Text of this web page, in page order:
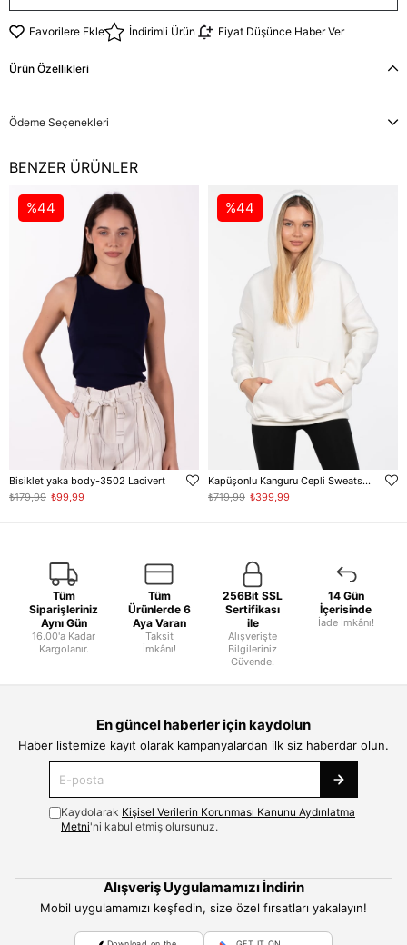
Favorilere Ekle İndirimli Ürün Fiyat Düşünce Haber Ver
Ürün Özellikleri
Ödeme Seçenekleri
BENZER ÜRÜNLER
Bisiklet yaka body-3502 Lacivert
₺99,99
₺179,99
%44
Kapüşonlu Kanguru Cepli Sweatshirt - Ekru
₺399,99
₺719,99
%44
Tüm
Siparişleriniz
Aynı Gün
16.00'a Kadar
Kargolanır.
Tüm
Ürünlerde 6
Aya Varan
Taksit
İmkânı!
256Bit SSL
Sertifikası
ile
Alışverişte
Bilgileriniz
Güvende.
14 Gün
İçerisinde
İade İmkânı!
En güncel haberler için kaydolun
Haber listemize kayıt olarak kampanyalardan ilk siz haberdar olun.
Kaydolarak Kişisel Verilerin Korunması Kanunu Aydınlatma
Metni'ni kabul etmiş olursunuz.
Alışveriş Uygulamamızı İndirin
Mobil uygulamamızı keşfedin, size özel fırsatları yakalayın!